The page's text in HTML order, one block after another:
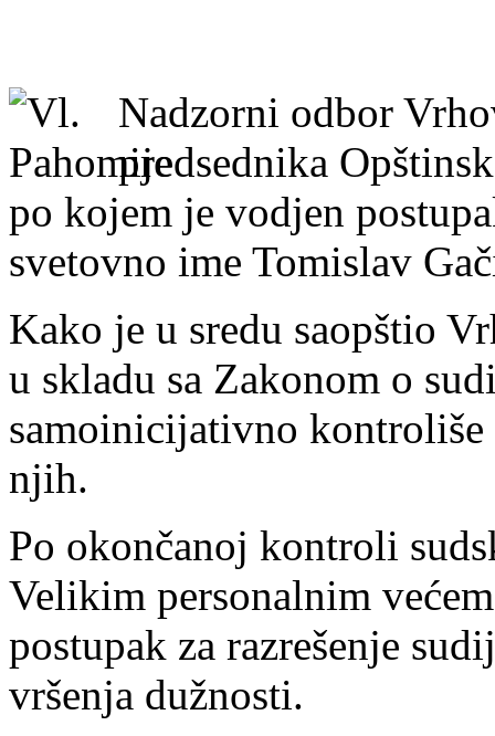
Nadzorni odbor
predsednika
po kojem je vodjen
svetovno ime Tomislav
Kako je u sredu saopštio
u skladu sa Zakonom o
samoinicijativno kontroliše
njih.
Po okončanoj kontroli
Velikim personalnim
postupak za razrešenje
vršenja dužnosti.